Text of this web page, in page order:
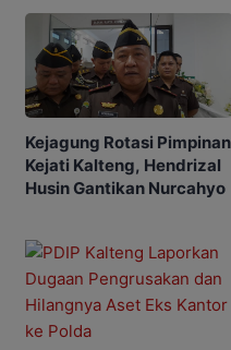
Kejagung Rotasi Pimpinan
Kejati Kalteng, Hendrizal
Husin Gantikan Nurcahyo